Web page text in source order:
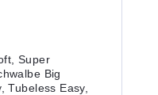
Super
Big
Tubeless Easy,